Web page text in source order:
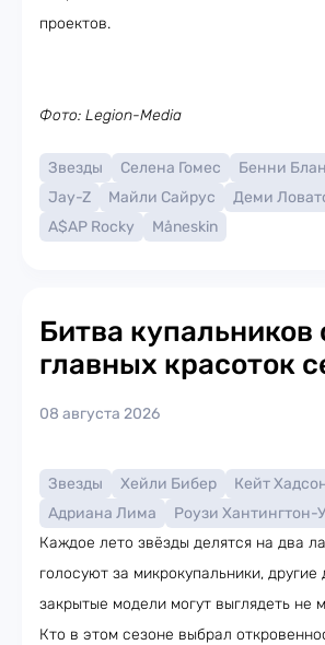
проектов.
Фото: Legion-Media
Звезды Селена Гомес Бенни
Jay-Z
Майли Сайрус Деми
A$AP Rocky
Måneskin
Битва купальников
главных красоток
08 августа 2026
Звезды Хейли Бибер
Кейт
Адриана Лима
Роузи Хантингтон-
Каждое лето звёзды делятся на два
голосуют за микрокупальники, другие
закрытые модели могут выглядеть не
Кто в этом сезоне выбрал